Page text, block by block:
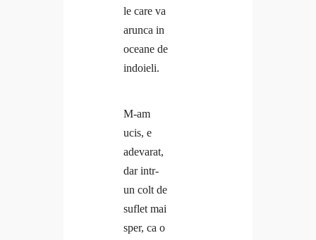
le care va
arunca in
oceane de
indoieli.
M-am
ucis, e
adevarat,
dar intr-
un colt de
suflet mai
sper, ca o